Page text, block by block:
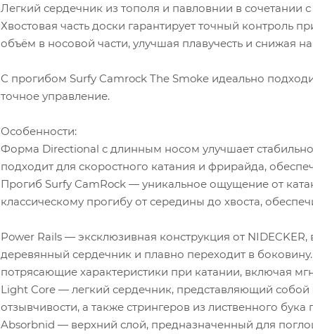
Легкий сердечник из тополя и павловнии в сочетании
Хвостовая часть доски гарантирует точный контроль
объём в носовой части, улучшая плавучесть и снижая
С прогибом Surfy Camrock The Smoke идеально
точное управление.
Особенности:
Форма Directional с длинным носом улучшает
подходит для скоростного катания и фрирайда,
Прогиб Surfy CamRock — уникальное ощущение от
классическому прогибу от середины до хвоста,
Power Rails — эксклюзивная конструкция от
деревянный сердечник и плавно переходит в
потрясающие характеристики при катании, включая
Light Core — легкий сердечник, представляющий собой
отзывчивости, а также стрингеров из лиственного
Absorbnid — верхний слой, предназначенный для